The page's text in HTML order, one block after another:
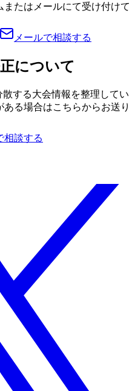
たはメールにて受け付けて
メールで相談する
について
する大会情報を整理してい
る場合はこちらからお送り
相談する